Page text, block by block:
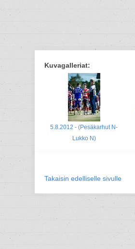
Kuvagalleriat:
5.8.2012 - (Pesäkarhut N-
Lukko N)
Takaisin edelliselle sivulle